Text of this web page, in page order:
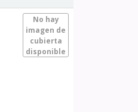
No hay
imagen de
cubierta
disponible